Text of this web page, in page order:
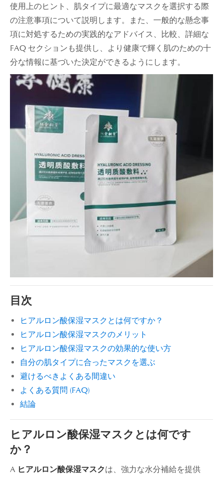
使用上のヒント、肌タイプに最適なマスクを選択する際
の注意事項について説明します。また、一般的な懸念事
項に対処するための実践的なアドバイス、比較、詳細な
FAQ セクションも提供し、より健康で輝く肌のための十
分な情報に基づいた決定ができ​​るようにします。
目次
ヒアルロン酸保湿マスクとは何ですか？
ヒアルロン酸保湿マスクのメリット
ヒアルロン酸保湿マスクの効果的な使い方
自分の肌タイプに合ったマスクを選ぶ
避けるべきよくある間違い
よくある質問 (FAQ)
結論
ヒアルロン酸保湿マスクとは何です
か？
A ヒアルロン酸保湿マスクは、強力な水分補給を提供